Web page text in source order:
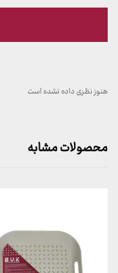
هنوز نظری داده نشده است
محصولات مشابه